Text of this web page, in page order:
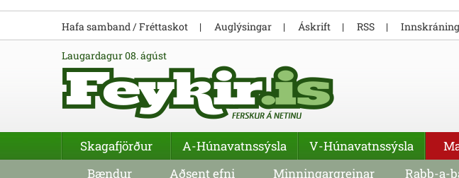
laugardagur 08. ágúst
Hafa samband / Fréttaskot Auglýsingar Áskrift RSS Innskráning
Skagafjörður A-Húnavatnssýsla V-Húnavatnssýsla
Bændur
Aðsent efni Minningargreinar Rabb-a-